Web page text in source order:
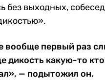
без выходных,
вообще первый раз
дикость какую-то
— подытожил он.